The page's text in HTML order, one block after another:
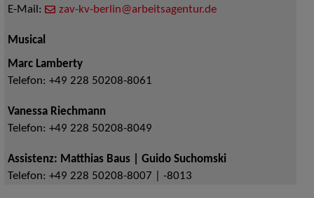
E-Mail:
zav-kv-berlin@arbeitsagentur.de
Musical
Marc Lamberty
Telefon: +49 228 50208-8061
Vanessa Riechmann
Telefon: +49 228 50208-8049
Assistenz: Matthias Baus | Guido Suchomski
Telefon: +49 228 50208-8007 | -8013